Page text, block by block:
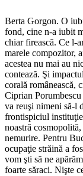
Berta Gorgon. O
fond, cine n-a iubit
chiar firească. Ce l-
marele compozitor,
acestea nu mai au
contează. Şi
corală ro­mânească,
Ciprian
va reuşi nimeni să-l
frontispiciul
noastră
nemurire. Pentru
ocupaţie străi­nă a
vom şti să ne
foarte săraci. Nişte